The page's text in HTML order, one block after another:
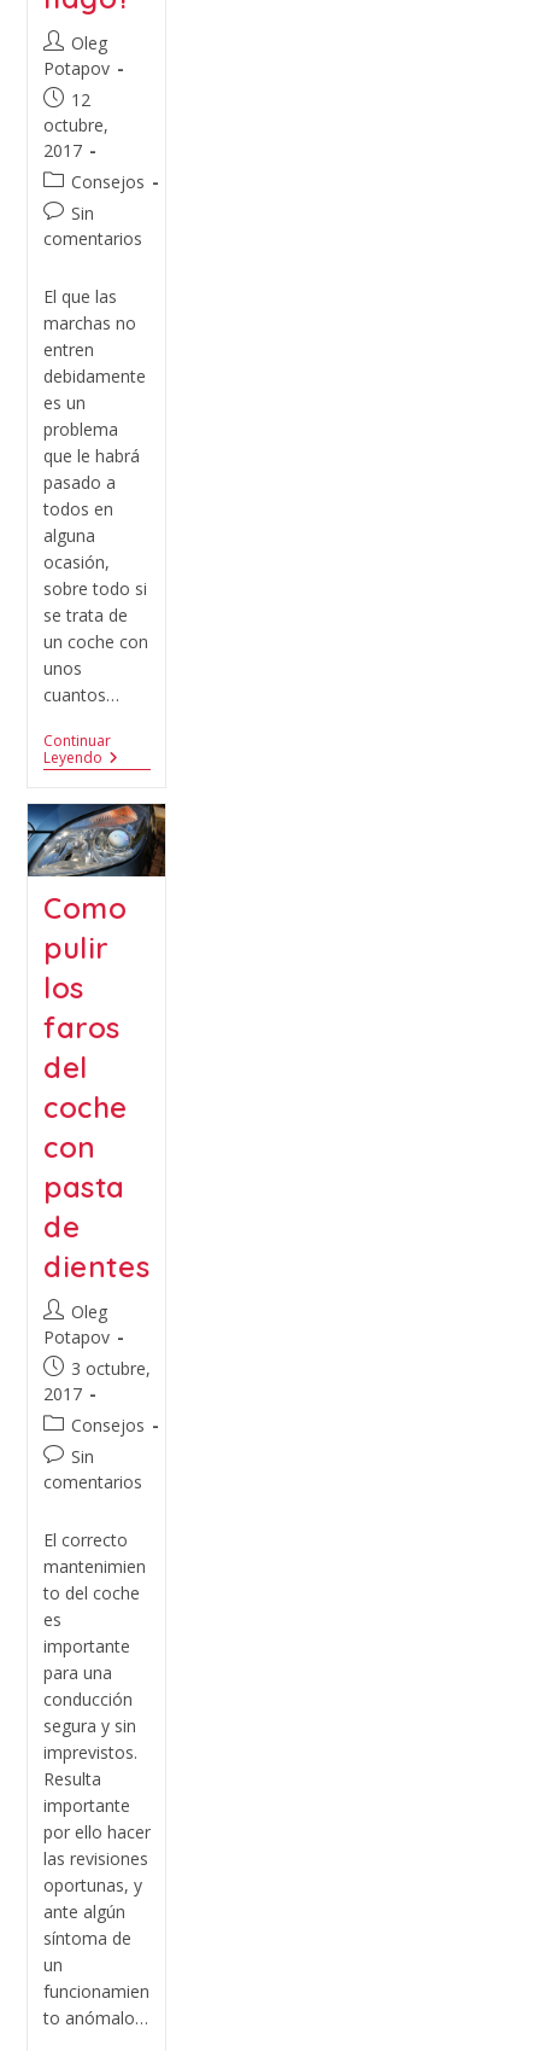
Oleg
Potapov
12
octubre,
2017
Consejos
Sin
comentarios
El que las
marchas no
entren
debidamente
es un
problema
que le habrá
pasado a
todos en
alguna
ocasión,
sobre todo si
se trata de
un coche con
unos
cuantos…
Continuar
Leyendo
Como
pulir
los
faros
del
coche
con
pasta
de
dientes
Oleg
Potapov
3 octubre,
2017
Consejos
Sin
comentarios
El correcto
mantenimien
to del coche
es
importante
para una
conducción
segura y sin
imprevistos.
Resulta
importante
por ello hacer
las revisiones
oportunas, y
ante algún
síntoma de
un
funcionamien
to anómalo…